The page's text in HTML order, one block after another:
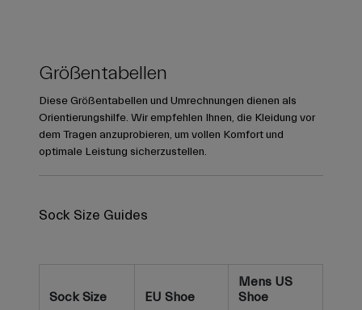
Größentabellen
Diese Größentabellen und Umrechnungen dienen als
Orientierungshilfe. Wir empfehlen Ihnen, die Kleidung vor
dem Tragen anzuprobieren, um vollen Komfort und
optimale Leistung sicherzustellen.
Sock Size Guides
Sock Size EU Shoe
Mens US
Shoe